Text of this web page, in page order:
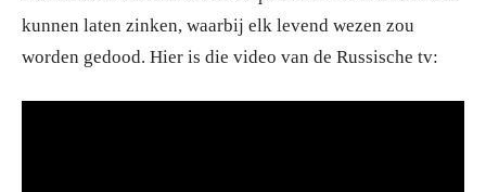
kunnen laten zinken, waarbij elk levend wezen zou
worden gedood. Hier is die video van de Russische tv: